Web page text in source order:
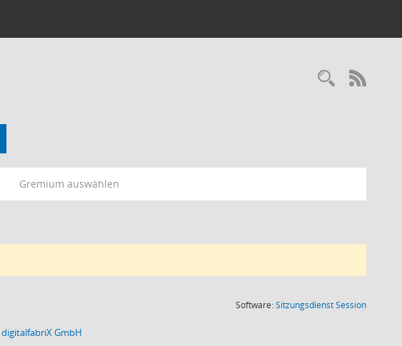
Gremium auswählen
Software:SitzungsdienstSession(Wird in
digitalfabriX GmbH